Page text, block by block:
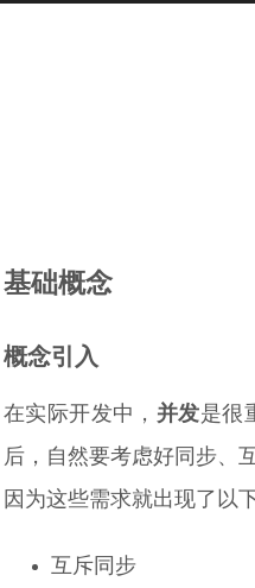
基础概念
概念引入
在实际开发中， 并发是很
后，自然要考虑好同步、
因为这些需求就出现了以
互斥同步